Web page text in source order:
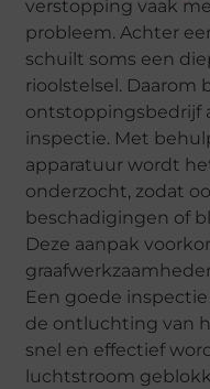
verstopping vaak
probleem. Achter
schuilt soms een
rioolstelsel. Daarom
ontstoppingsbedrijf
inspectie. Met
apparatuur wordt
onderzocht, zodat
beschadigingen of
Deze aanpak
Een goede
de ontluchting van
snel en effectief
luchtstroom